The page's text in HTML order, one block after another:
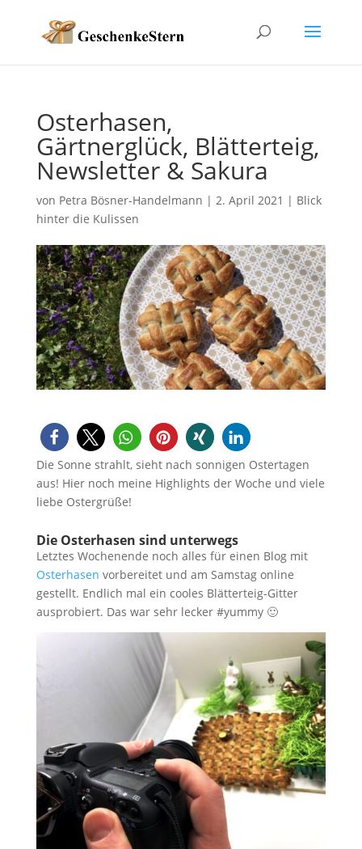
Osterhasen,
Gärtnerglück, Blätterteig,
Newsletter & Sakura
von Petra Bösner-Handelmann | 2. April 2021 | Blick
hinter die Kulissen
Die Sonne strahlt, sieht nach sonnigen Ostertagen
aus! Hier noch meine Highlights der Woche und viele
liebe Ostergrüße!
Die Osterhasen sind unterwegs
Letztes Wochenende noch alles für einen Blog mit
Osterhasen vorbereitet und am Samstag online
gestellt. Endlich mal ein cooles Blätterteig-Gitter
ausprobiert. Das war sehr lecker #yummy 🙂